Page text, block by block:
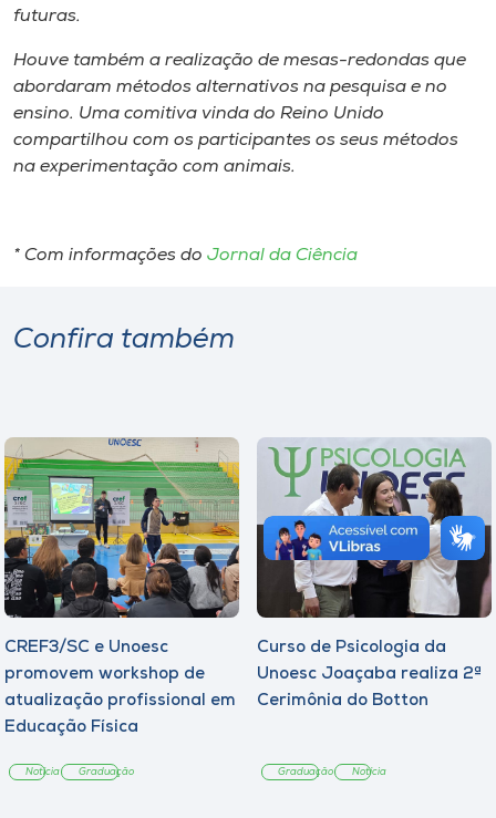
futuras.
Houve também a realização de mesas-redondas que
abordaram métodos alternativos na pesquisa e no
ensino. Uma comitiva vinda do Reino Unido
compartilhou com os participantes os seus métodos
na experimentação com animais.
* Com informações do Jornal da Ciência
Confira também
CREF3/SC e Unoesc
promovem workshop de
atualização profissional em
Educação Física
Notícia Graduação
Curso de Psicologia da
Unoesc Joaçaba realiza 2ª
Cerimônia do Botton
Graduação Notícia